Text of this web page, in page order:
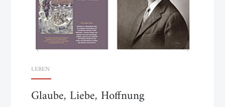
LEBEN
Glaube, Liebe, Hoffnung